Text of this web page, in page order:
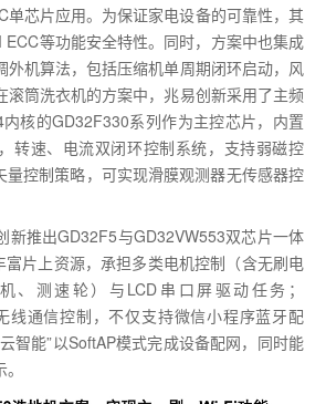
单芯片应用。为保证家电设备的可靠性，其
ECC等功能安全特性。同时，方案中也集成
外机算法，包括压缩机单周期闭环启动，风
滚筒洗衣机的方案中，兆易创新采用了主频
核的GD32F330系列作为主控芯片，内置
转速、电流双闭环控制系统，支持弱磁控
量控制策略，可实现滑膜观测器无传感器控
新推出GD32F5与GD32VW553双芯片一体
富片上资源，承担多类电机控制（含无刷电
、测速轮）与LCD串口屏驱动任务；
线通信控制，不仅支持微信小程序蓝牙配
智能”以SoftAP模式完成设备配网，同时能